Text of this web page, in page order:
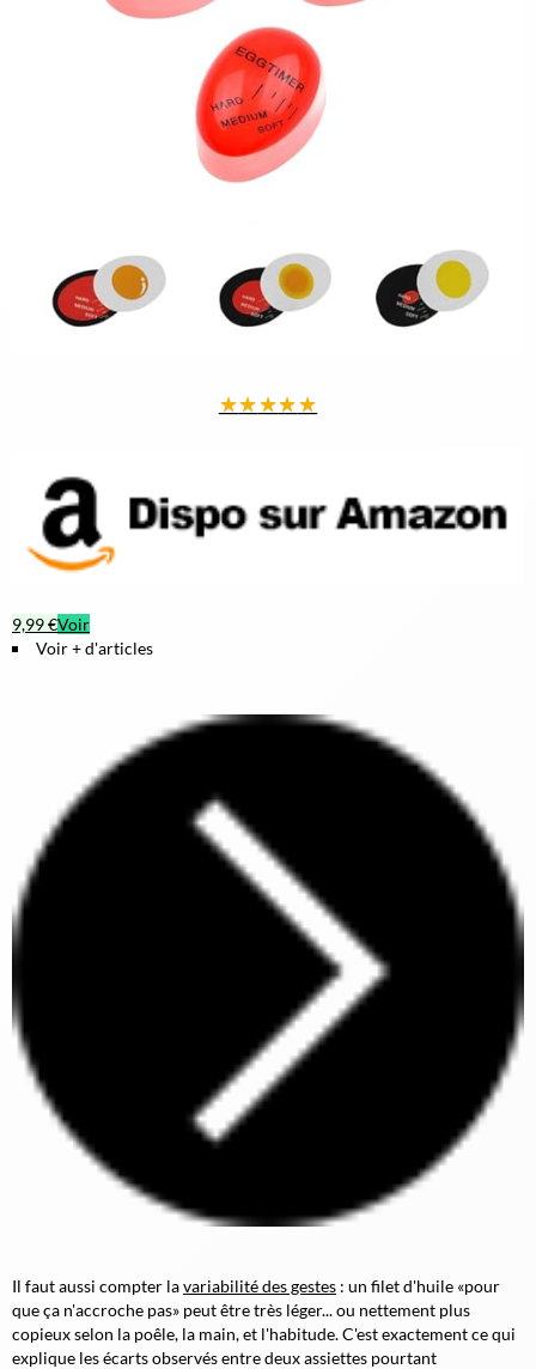
★★★★★
9,99 €Voir
Voir + d'articles
Il faut aussi compter lavariabilité des gestes : un filet d'huile «pour
que ça n'accroche pas» peut être très léger... ou nettement plus
copieux selon la poêle, la main, et l'habitude. C'est exactement ce qui
explique les écarts observés entre deux assiettes pourtant